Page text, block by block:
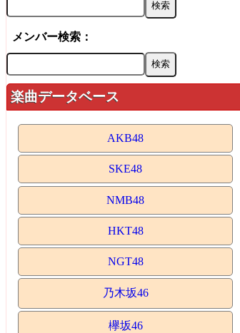
メンバー検索：
楽曲データベース
AKB48
SKE48
NMB48
HKT48
NGT48
乃木坂46
欅坂46